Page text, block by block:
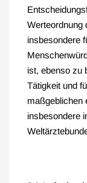
Werteordnung
insbesondere
ist, ebenso zu
Tätigkeit und
maßgeblichen
insbesondere